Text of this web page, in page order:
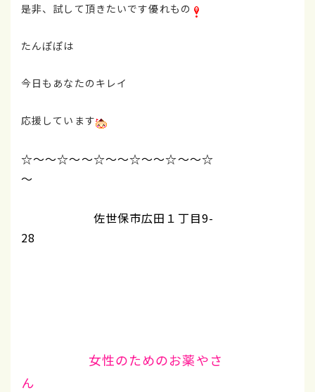
是非、試して頂きたいです優れもの
たんぽぽは
今日もあなたのキレイ
応援しています
☆～～☆～～☆～～☆～～☆～～☆
～
佐世保市広田１丁目9-
28
女性のためのお薬やさ
ん